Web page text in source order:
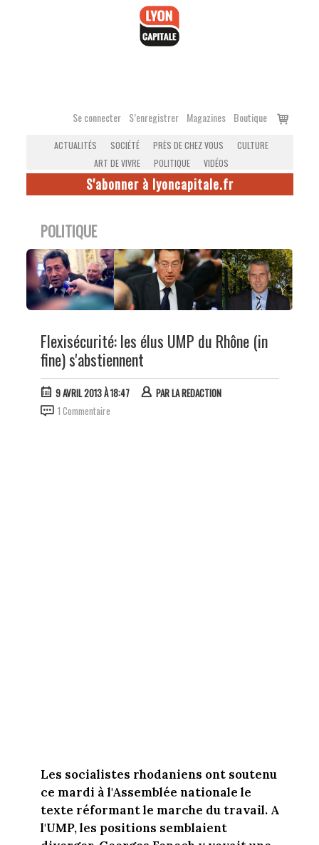
Se connecter S’enregistrer Magazines Boutique
Voir
ACTUALITÉS SOCIÉTÉ PRÈS DE CHEZ VOUS
CULTURE
ART DE VIVRE
POLITIQUE VIDÉOS
S'abonner à lyoncapitale.fr
POLITIQUE
Flexisécurité: les élus UMP du Rhône (in
fine) s'abstiennent
9 AVRIL 2013 À 18:47 PARLA REDACTION
1 Commentaire
Les socialistes rhodaniens ont soutenu
ce mardi à l'Assemblée nationale le
texte réformant le marche du travail. A
l'UMP, les positions semblaient